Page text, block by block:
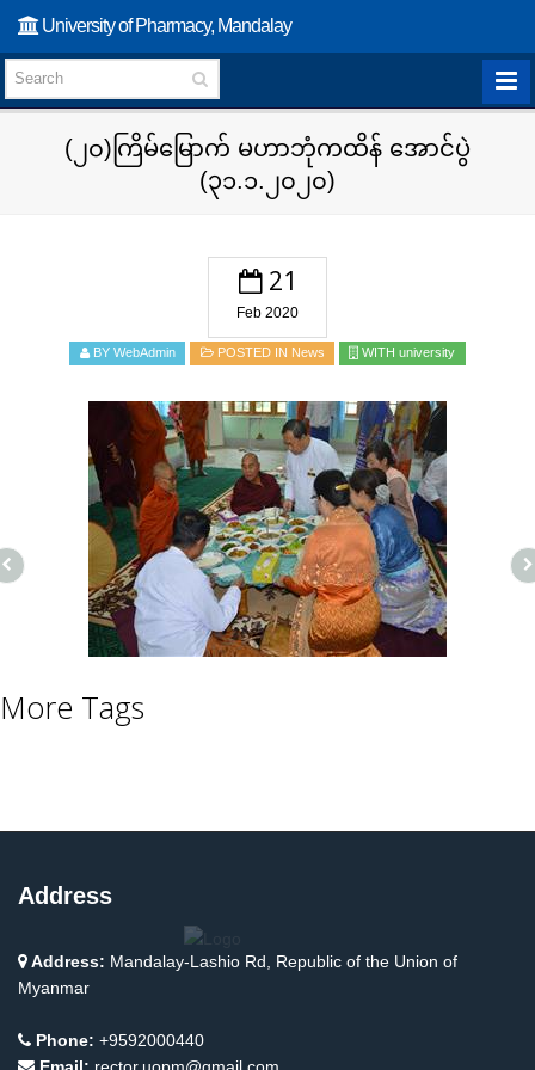
University of Pharmacy, Mandalay
(၂၀)ကြိမ်မြောက် မဟာဘုံကထိန် အောင်ပွဲ
(၃၁.၁.၂၀၂၀)
21
Feb 2020
BY WebAdmin POSTED IN News WITHuniversity
More Tags
Address
Address: Mandalay-Lashio Rd, Republic of the Union of
Myanmar
Phone: +9592000440